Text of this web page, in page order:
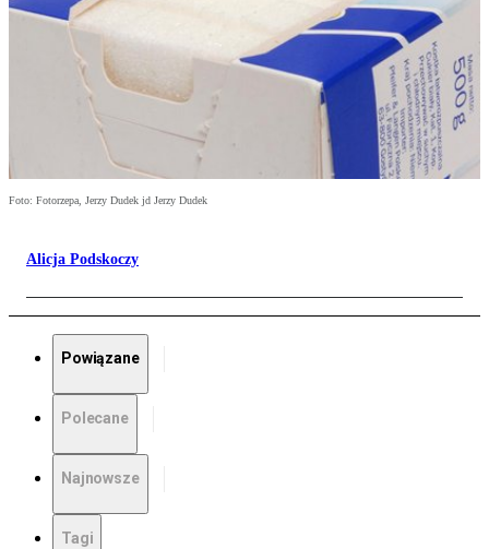
Foto: Fotorzepa, Jerzy Dudek jd Jerzy Dudek
Alicja Podskoczy
Powiązane
Polecane
Najnowsze
Tagi